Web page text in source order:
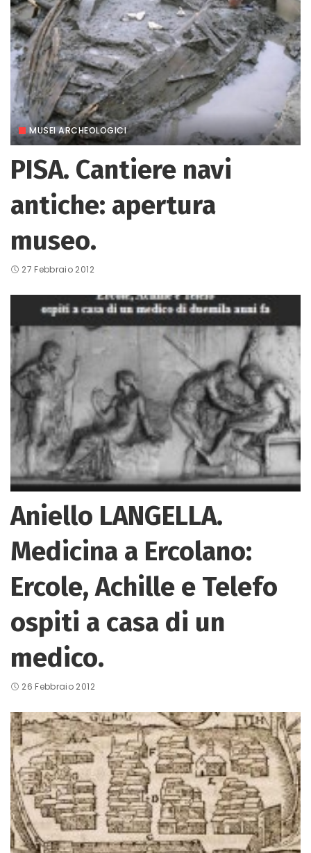
MUSEI ARCHEOLOGICI
PISA. Cantiere navi
antiche: apertura
museo.
27 Febbraio 2012
Aniello LANGELLA.
Medicina a Ercolano:
Ercole, Achille e Telefo
ospiti a casa di un
medico.
26 Febbraio 2012